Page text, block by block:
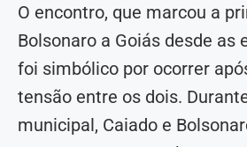
O encontro, que marcou a
Bolsonaro a Goiás desde as
foi simbólico por ocorrer
tensão entre os dois.
municipal, Caiado e